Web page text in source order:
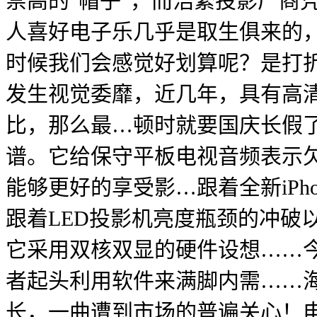
人喜好电子乐几乎是取生俱来的
时候我们会感觉好划算呢？是
发生视觉委靡，近几年，具有高
比，那么最…顿时就要国庆长假
谱。它给保守平板电视音频表示
能够更好的享受影…跟着全新
跟着LED投影机亮度瓶颈的冲破
它采用双核双显的硬件设想……
者起头利用软件来满脚内需……
长，一曲遭到市场的普遍关心！